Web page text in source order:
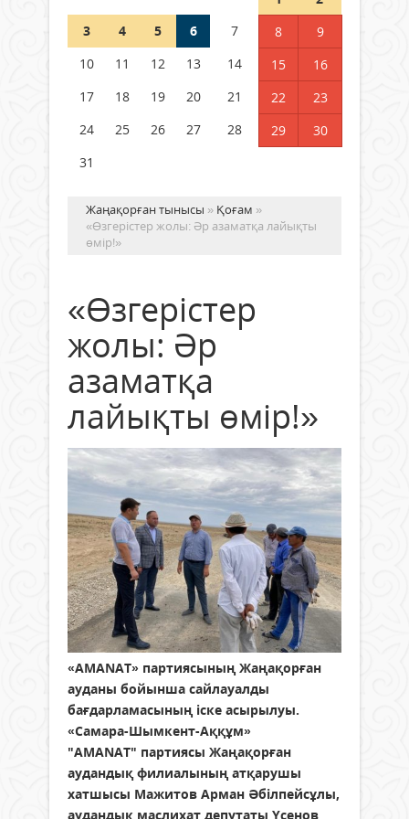
Германия аптап ыстыққа
бастады
04 тамыз 2026 ж.
3
4 5 6 7 8
9
10
11 12 13 14 15
16
17
18 19 20 21 22
23
24
25 26 27 28 29
30
31
Жаңақорған тынысы » Қоғам »
«Өзгерістер жолы: Әр азаматқа лайықты
өмір!»
«Өзгерістер
жолы: Әр
азаматқа
лайықты өмір!»
«AMANAT» партиясының Жаңақорған
ауданы бойынша сайлауалды
бағдарламасының іске асырылуы.
«Самара-Шымкент-Аққұм»
"AMANAT" партиясы Жаңақорған
аудандық филиалының атқарушы
хатшысы Мажитов Арман Әбілпейсұлы,
аудандық маслихат депутаты Үсенов